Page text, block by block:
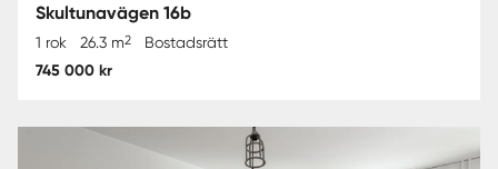
Skultunavägen 16b
1 rok 26.3 m2 Bostadsrätt
745 000 kr